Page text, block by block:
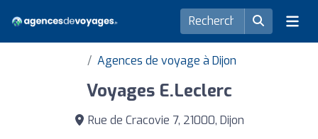
Agences de voyage à Dijon
Voyages E.Leclerc
Rue de Cracovie 7, 21000, Dijon